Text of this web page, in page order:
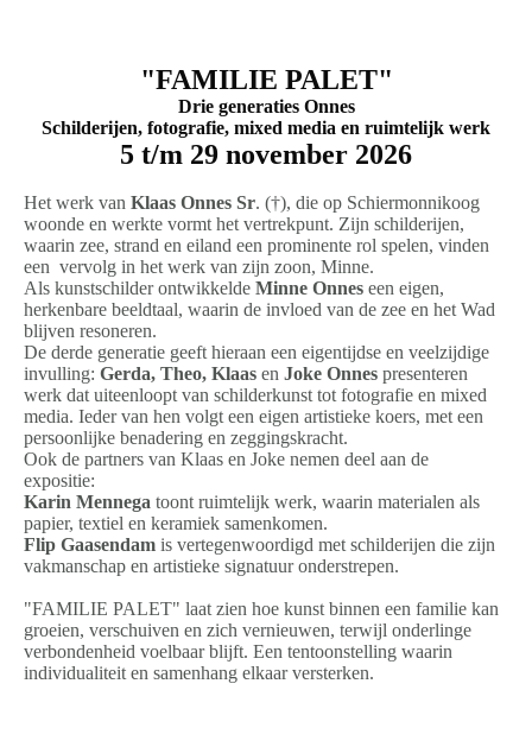
"FAMILIE PALET"
Drie generaties Onnes
Schilderijen, fotografie, mixed media en ruimtelijk werk
5 t/m 29 november 2026
Het werk van Klaas Onnes Sr. (†), die op Schiermonnikoog
woonde en werkte vormt het vertrekpunt. Zijn schilderijen,
waarin zee, strand en eiland een prominente rol spelen, vinden
een vervolg in het werk van zijn zoon, Minne.
Als kunstschilder ontwikkelde Minne Onnes een eigen,
herkenbare beeldtaal, waarin de invloed van de zee en het Wad
blijven resoneren.
De derde generatie geeft hieraan een eigentijdse en veelzijdige
invulling: Gerda, Theo, Klaas en Joke Onnes presenteren
werk dat uiteenloopt van schilderkunst tot fotografie en mixed
media. Ieder van hen volgt een eigen artistieke koers, met een
persoonlijke benadering en zeggingskracht.
Ook de partners van Klaas en Joke nemen deel aan de
expositie:
Karin Mennega toont ruimtelijk werk, waarin materialen als
papier, textiel en keramiek samenkomen.
Flip Gaasendam is vertegenwoordigd met schilderijen die zijn
vakmanschap en artistieke signatuur onderstrepen.
"FAMILIE PALET" laat zien hoe kunst binnen een familie kan
groeien, verschuiven en zich vernieuwen, terwijl onderlinge
verbondenheid voelbaar blijft. Een tentoonstelling waarin
individualiteit en samenhang elkaar versterken.